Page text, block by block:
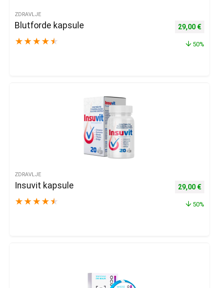
ZDRAVLJE
Blutforde kapsule
★ ★ ★ ★ ★
Izvorna
29,00 €
50%
ZDRAVLJE
Insuvit kapsule
★ ★ ★ ★ ★
Izvorna
29,00 €
50%